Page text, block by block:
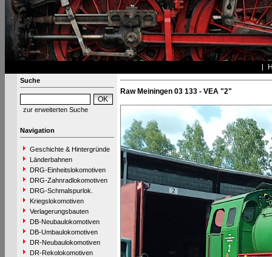
Suche
zur erweiterten Suche
Navigation
Geschichte & Hintergründe
Länderbahnen
DRG-Einheitslokomotiven
DRG-Zahnradlokomotiven
DRG-Schmalspurlok.
Kriegslokomotiven
Verlagerungsbauten
DB-Neubaulokomotiven
DB-Umbaulokomotiven
DR-Neubaulokomotiven
DR-Rekolokomotiven
Raw Meiningen 03 133 - VEA "2"